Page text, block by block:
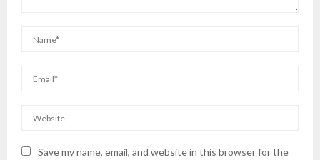
Save my name, email, and website in this browser for the